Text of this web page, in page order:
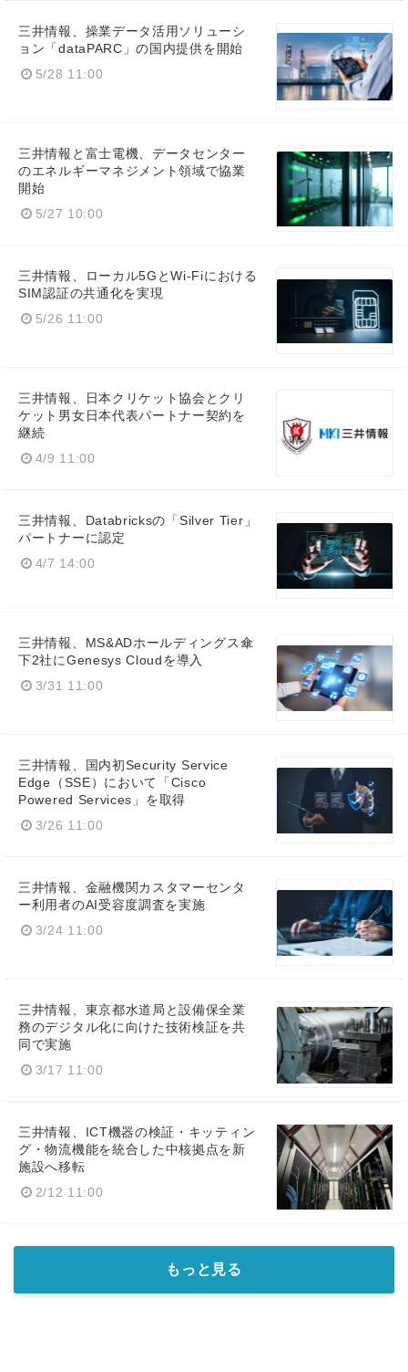
三井情報、操業データ活用ソリューシ
ョン「dataPARC」の国内提供を開始
5/28 11:00
三井情報と富士電機、データセンター
のエネルギーマネジメント領域で協業
開始
5/27 10:00
三井情報、ローカル5GとWi‑Fiにおける
SIM認証の共通化を実現
5/26 11:00
三井情報、日本クリケット協会とクリ
ケット男女日本代表パートナー契約を
継続
4/9 11:00
三井情報、Databricksの「Silver Tier」
パートナーに認定
4/7 14:00
三井情報、MS&ADホールディングス傘
下2社にGenesys Cloudを導入
3/31 11:00
三井情報、国内初Security Service
Edge（SSE）において「Cisco
Powered Services」を取得
3/26 11:00
三井情報、金融機関カスタマーセンタ
ー利用者のAI受容度調査を実施
3/24 11:00
三井情報、東京都水道局と設備保全業
務のデジタル化に向けた技術検証を共
同で実施
3/17 11:00
三井情報、ICT機器の検証・キッティン
グ・物流機能を統合した中核拠点を新
施設へ移転
2/12 11:00
もっと見る
Japanese
English